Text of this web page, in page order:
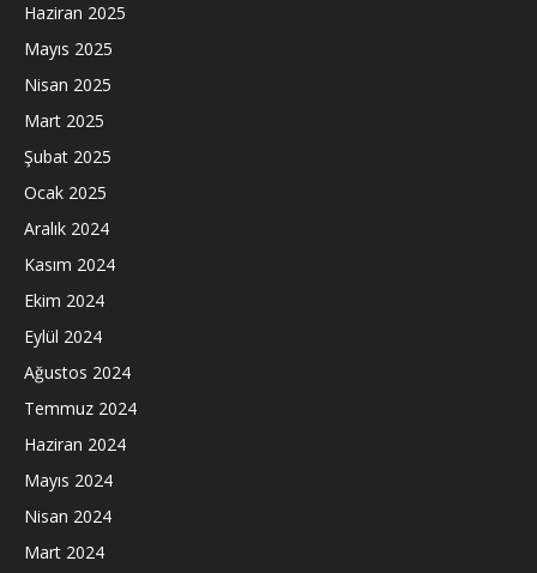
Haziran 2025
Mayıs 2025
Nisan 2025
Mart 2025
Şubat 2025
Ocak 2025
Aralık 2024
Kasım 2024
Ekim 2024
Eylül 2024
Ağustos 2024
Temmuz 2024
Haziran 2024
Mayıs 2024
Nisan 2024
Mart 2024